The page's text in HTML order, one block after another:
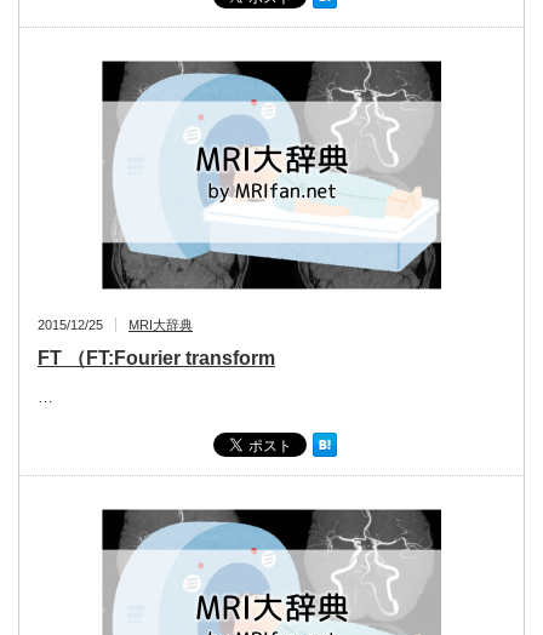
2015/12/25 MRI大辞典
FT （FT:Fourier transform
…